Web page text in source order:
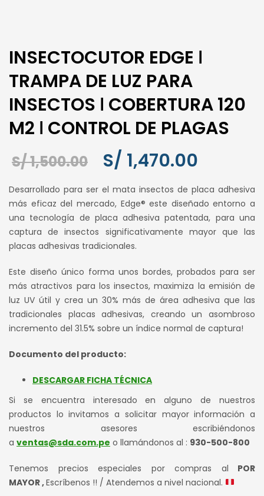
INSECTOCUTOR EDGE ǀ
TRAMPA DE LUZ PARA
INSECTOS ǀ COBERTURA 120
M2 ǀ CONTROL DE PLAGAS
S/1,500.00
El
original
era:
S/ 1,500.00.
S/ 1,470.00
actual
es:
S/
Desarrollado para ser el mata insectos de placa adhesiva
más eficaz del mercado, Edge® este diseñado entorno a
una tecnología de placa adhesiva patentada, para una
captura de insectos significativamente mayor que las
placas adhesivas tradicionales.
Este diseño único forma unos bordes, probados para ser
más atractivos para los insectos, maximiza la emisión de
luz UV útil y crea un 30% más de área adhesiva que las
tradicionales placas adhesivas, creando un asombroso
incremento del 31.5% sobre un índice normal de captura!
Documento del producto:
DESCARGAR FICHA TÉCNICA
Si se encuentra interesado en alguno de nuestros
productos lo invitamos a solicitar mayor información a
nuestros asesores escribiéndonos
a ventas@sda.com.pe o llamándonos al : 930-500-800
Tenemos precios especiales por compras al POR
MAYOR ,Escríbenos !! / Atendemos a nivel nacional.